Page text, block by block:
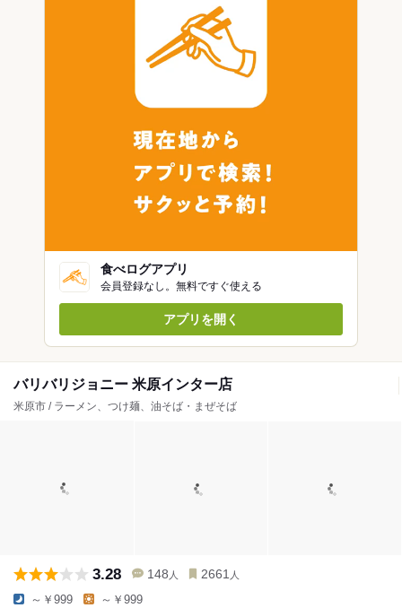
食べログアプリ
会員登録なし。無料ですぐ使える
アプリを開く
バリバリジョニー 米原インター店
米原市 / ラーメン、つけ麺、油そば・まぜそば
3.28 148 人 2661 人
～￥999 ～￥999